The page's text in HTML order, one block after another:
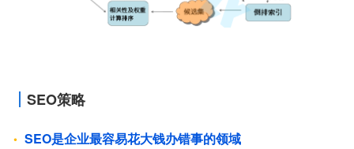
SEO策略
SEO是企业最容易花大钱办错事的领域